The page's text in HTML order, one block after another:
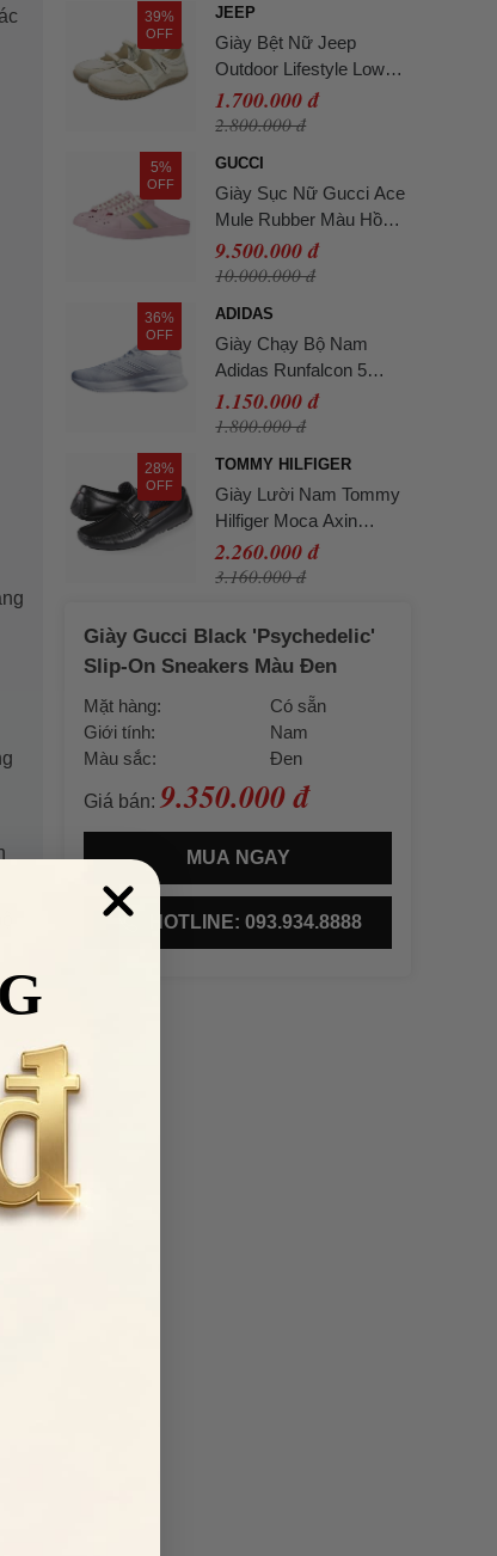
39%
OFF
JEEP
Giày Bệt Nữ Jeep
Outdoor Lifestyle Low
Top P651W13112 Màu
Beige Size 36
1.700.000 đ
2.800.000 đ
5%
OFF
GUCCI
Giày Sục Nữ Gucci Ace
Mule Rubber Màu Hồng
Size 40
9.500.000 đ
10.000.000 đ
36%
OFF
ADIDAS
Giày Chạy Bộ Nam
Adidas Runfalcon 5
IH7757 Cloud White
Màu Trắng Size 40
1.150.000 đ
1.800.000 đ
28%
OFF
TOMMY HILFIGER
Giày Lười Nam Tommy
Hilfiger Moca Axin
Loafer AXIN - BLK Màu
Đen Size 9
2.260.000 đ
3.160.000 đ
Giày Gucci Black 'Psychedelic'
Slip-On Sneakers Màu Đen
Mặt hàng:
Có sẵn
Giới tính:
Nam
Màu sắc:
Đen
Giá bán: 9.350.000 đ
MUA NGAY
HOTLINE: 093.934.8888